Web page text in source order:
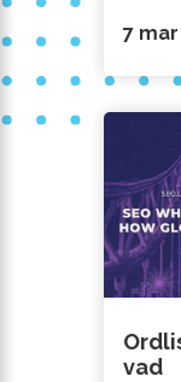
7 mar
vad